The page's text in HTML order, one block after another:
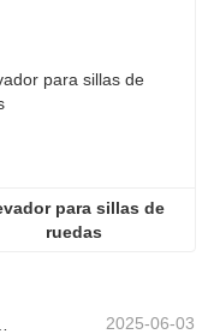
para sillas de
ruedas
2025-06-03